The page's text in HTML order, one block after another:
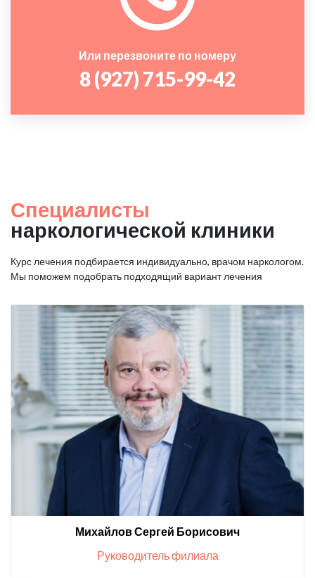
Или перезвоните по номеру
8 (927) 715-99-42
Специалисты
наркологической клиники
Курс лечения подбирается индивидуально, врачом наркологом.
Мы поможем подобрать подходящий вариант лечения
Михайлов Сергей Борисович
Руководитель филиала